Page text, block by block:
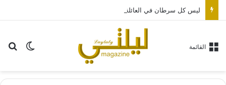
ليس كل سرطان في العائلة بالضرورة وراثياً.. طبيب يشرح
الوضع القائمة